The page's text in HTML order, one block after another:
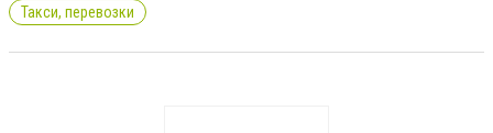
Такси, перевозки